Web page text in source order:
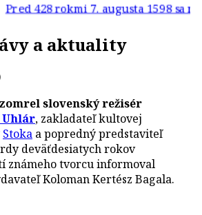
428 rokmi 7. augusta 1598 sa
a aktuality
slovenský režisér
Uhlár, zakladateľ kultovej
Stoka a popredný predstaviteľ
deväťdesiatych rokov
známeho tvorcu informoval
Koloman Kertész Bagala.